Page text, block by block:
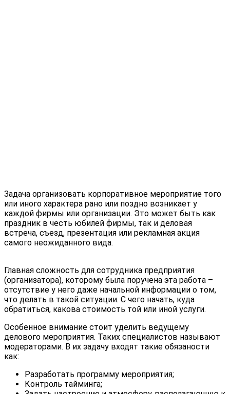
Задача организовать корпоративное мероприятие того
или иного характера рано или поздно возникает у
каждой фирмы или организации. Это может быть как
праздник в честь юбилей фирмы, так и деловая
встреча, съезд, презентация или рекламная акция
самого неожиданного вида.
Главная сложность для сотрудника предприятия
(организатора), которому была поручена эта работа –
отсутствие у него даже начальной информации о том,
что делать в такой ситуации. С чего начать, куда
обратиться, какова стоимость той или иной услуги.
Особенное внимание стоит уделить ведущему
делового мероприятия. Таких специалистов называют
модераторами. В их задачу входят такие обязаности
как:
Разработать программу мероприятия;
Контроль тайминга;